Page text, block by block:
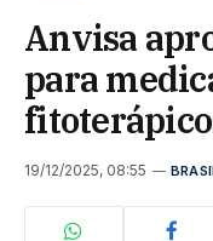
Anvisa
para
19/12/2025, 08:55